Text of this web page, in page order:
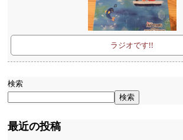
ラジオです!!
検索
検索
最近の投稿